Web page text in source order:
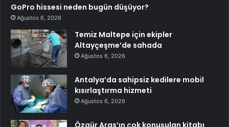
GoPro hissesi neden bugün düşüyor?
Ağustos 6, 2026
Temiz Maltepe için ekipler
Altayçeşme’de sahada
Ağustos 6, 2026
Antalya’da sahipsiz kedilere mobil
kısırlaştırma hizmeti
Ağustos 6, 2026